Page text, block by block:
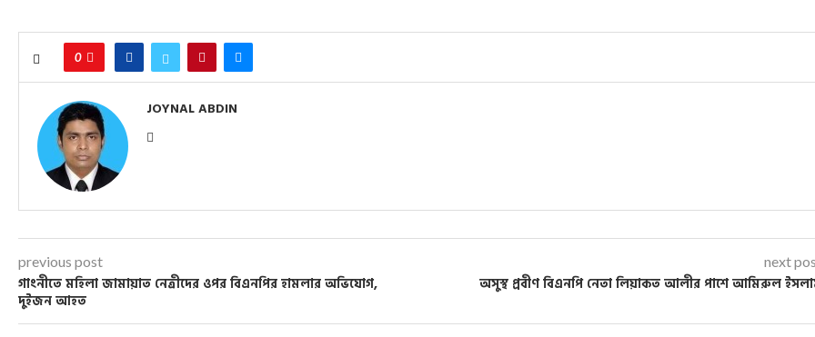
0
JOYNAL ABDIN
previous post
গাংনীতে মহিলা জামায়াত নেত্রীদের ওপর বিএনপির হামলার অভিযোগ,
দুইজন আহত
next
অসুস্থ প্রবীণ বিএনপি নেতা লিয়াকত আলীর পাশে আমিরুল